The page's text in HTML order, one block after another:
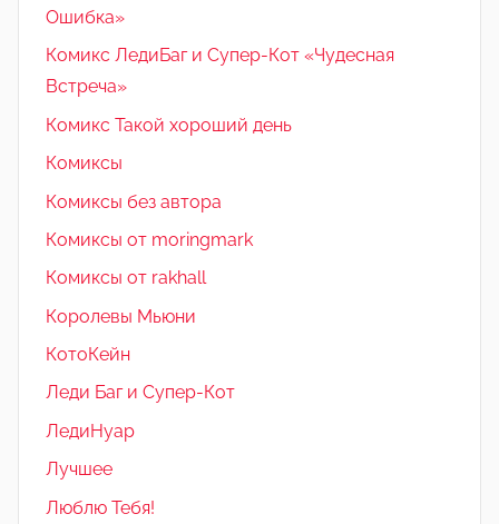
Ошибка»
Комикс ЛедиБаг и Супер-Кот «Чудесная
Встреча»
Комикс Такой хороший день
Комиксы
Комиксы без автора
Комиксы от moringmark
Комиксы от rakhall
Королевы Мьюни
КотоКейн
Леди Баг и Супер-Кот
ЛедиНуар
Лучшее
Люблю Тебя!